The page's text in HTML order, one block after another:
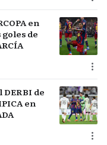
en
goles de
DERBI de
en